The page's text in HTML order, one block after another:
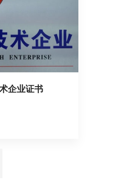
企业证书